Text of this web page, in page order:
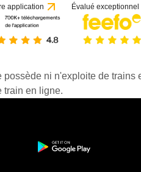
application Évalué exceptionnel
ni n'exploite de trains
train en ligne.